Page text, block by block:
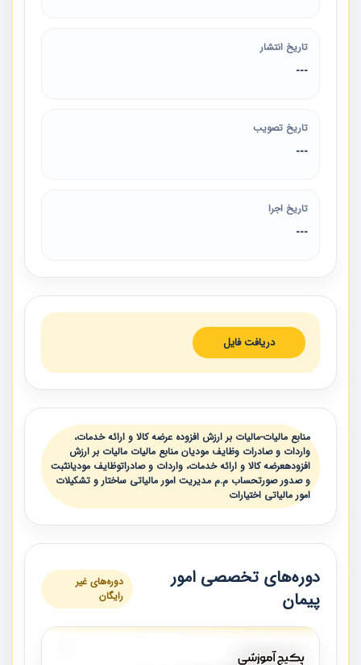
تاریخ انتشار
---
تاریخ تصویب
---
تاریخ اجرا
---
دریافت فایل
منابع مالیات-مالیات بر ارزش افزوده عرضه کالا و ارائه خدمات،
واردات و صادرات وظایف مودیان منابع مالیات مالیات بر ارزش
افزودهعرضه کالا و ارائه خدمات، واردات و صادراتوظایف مودیانثبت
و صدور صورتحساب م.م مدیریت امور مالیاتی ساختار و تشکیلات
امور مالیاتی اختیارات
دوره‌های تخصصی امور
پیمان
دوره‌های غیر
رایگان